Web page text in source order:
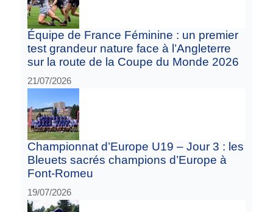
Équipe de France Féminine : un premier
test grandeur nature face à l’Angleterre
sur la route de la Coupe du Monde 2026
21/07/2026
Championnat d’Europe U19 – Jour 3 : les
Bleuets sacrés champions d’Europe à
Font-Romeu
19/07/2026